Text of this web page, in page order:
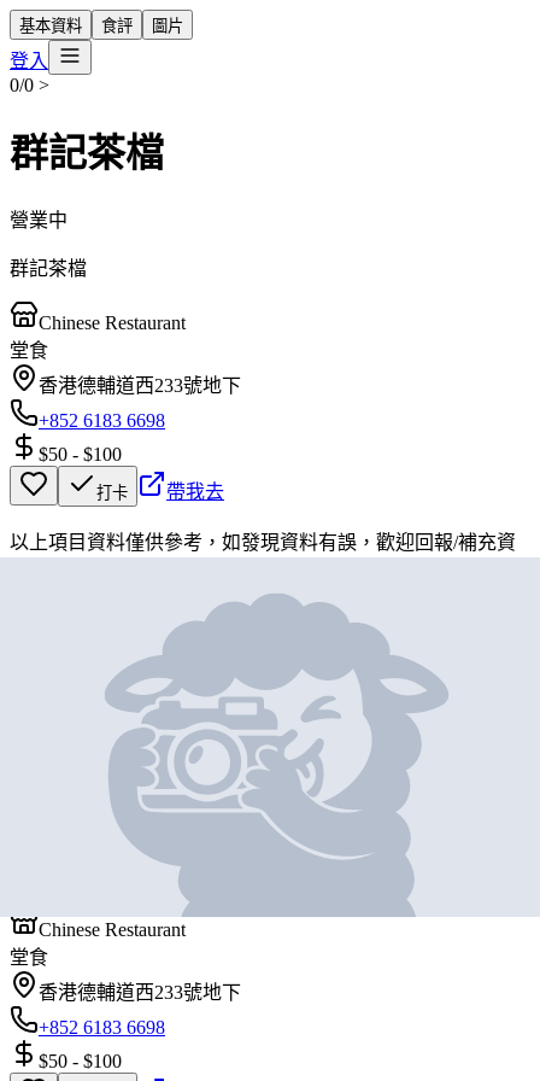
基本資料 食評 圖片
登入
0/0 >
群記茶檔
營業中
群記茶檔
Chinese Restaurant
堂食
香港德輔道西233號地下
+852 6183 6698
$50 - $100
打卡 帶我去
以上項目資料僅供參考，如發現資料有誤，歡迎回報/補充資
群記茶檔
Chinese Restaurant
堂食
香港德輔道西233號地下
+852 6183 6698
$50 - $100